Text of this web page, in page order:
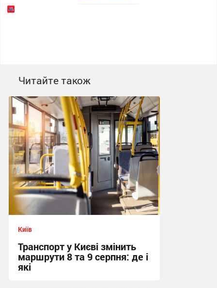
Читайте також
Київ
Транспорт у Києві змінить
маршрути 8 та 9 серпня: де і
які